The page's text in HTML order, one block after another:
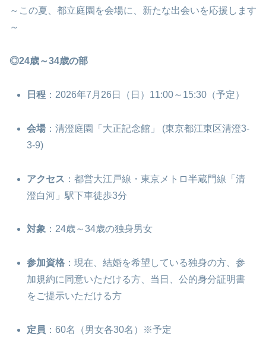
～この夏、都立庭園を会場に、新たな出会いを応援します
～
◎24歳～34歳の部
日程 ：2026年7月26日（日）11:00～15:30（予定）
会場 ：清澄庭園「大正記念館」 (東京都江東区清澄3-
3-9)
アクセス ：都営大江戸線・東京メトロ半蔵門線「清
澄白河」駅下車徒歩3分
対象 ：24歳～34歳の独身男女
参加資格 ：現在、結婚を希望している独身の方、参
加規約に同意いただける方、当日、公的身分証明書
をご提示いただける方
定員 ：60名（男女各30名）※予定